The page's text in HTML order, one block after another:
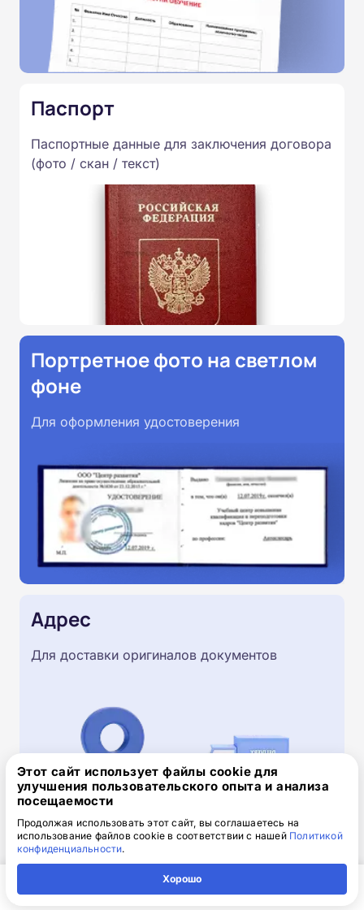
Паспорт
Паспортные данные для заключения договора
(фото / скан / текст)
Портретное фото на светлом
фоне
Для оформления удостоверения
Адрес
Для доставки оригиналов документов
Скачайте заявку на обучение
Этот сайт использует файлы cookie для
улучшения пользовательского опыта и анализа
посещаемости
Продолжая использовать этот сайт, вы соглашаетесь на
использование файлов cookie в соответствии с нашей Политикой
конфиденциальности.
Хорошо